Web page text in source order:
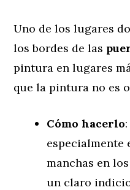
Uno de los lugares
los bordes de las
pintura en lugares
que la pintura no es
Cómo hacerlo
especialmente
manchas en
un claro